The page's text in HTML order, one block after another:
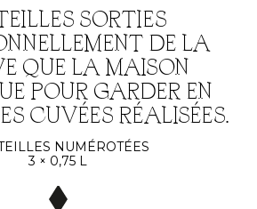
SORTIES
DE LA
QUE LA MAISON
POUR GARDER EN
CUVÉES RÉALISÉES.
NUMÉROTÉES
3 × 0,75 L